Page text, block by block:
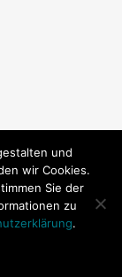
Baitz
und
wir Cookies.
Sie der
zu
.